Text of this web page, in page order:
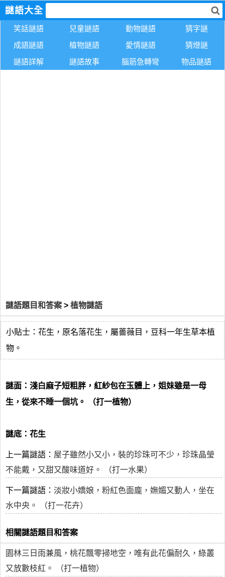
謎語大全
笑話謎語 兒童謎語 動物謎語
猜字謎
成語謎語
植物謎語 愛情謎語
猜燈謎
謎語詳解
謎語故事 腦筋急轉彎 物品謎語
謎語題目和答案 > 植物謎語
小貼士：花生，原名落花生，屬薔薇目，豆科一年生草本植
物。
謎面：淺白麻子短粗胖，紅紗包在玉體上，姐妹雖是一母
生，從來不睡一個坑。 （打一植物）
謎底：花生
上一篇謎語： 屋子雖然小又小，裝的珍珠可不少，珍珠晶瑩
不能戴，又甜又酸味道好。 （打一水果）
下一篇謎語： 淡妝小嬌娘，粉紅色面龐，嫵媚又動人，坐在
水中央。 （打一花卉）
相關謎語題目和答案
園林三日雨兼風，桃花飄零掃地空，唯有此花偏耐久，綠叢
又放數枝紅。 （打一植物）